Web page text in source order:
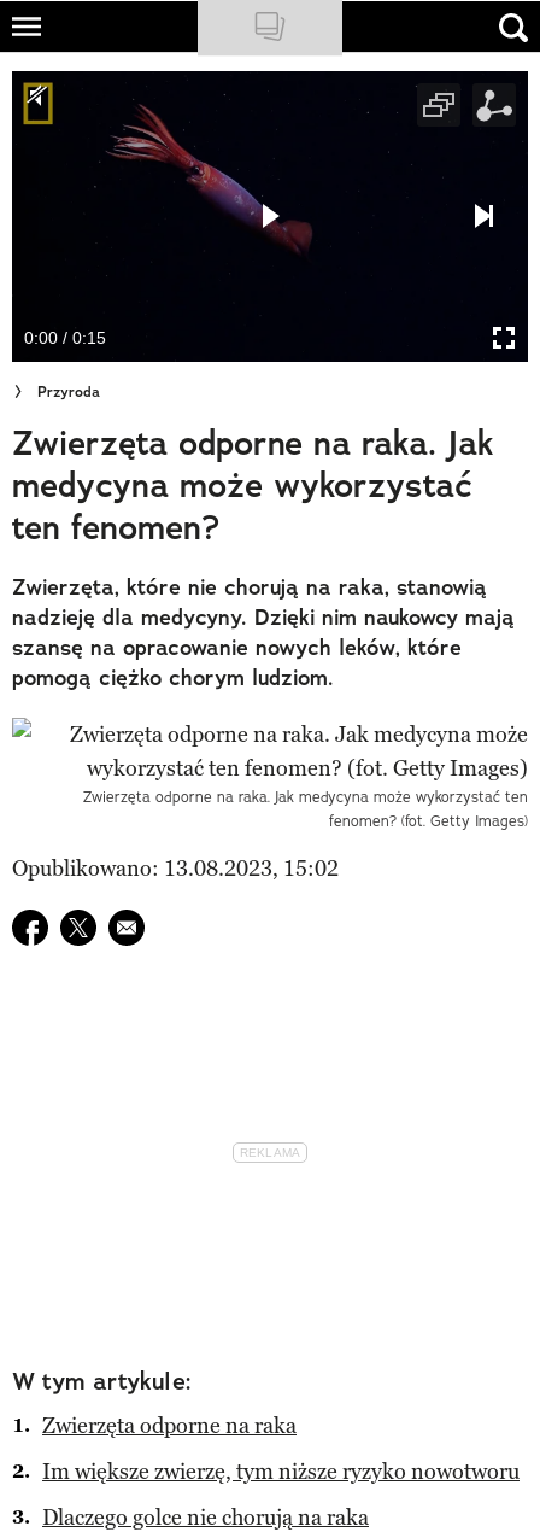
Skip
main
content
NATIONAL GEOGRAPHIC
TRAVELER
PODCASTY
Cuda Polski
Wielki Konkurs Fotograficzny
Trendbook Podróżniczy
Polecane
0:00 / 0:15
Przyroda
Zwierzęta odporne na raka. Jak
medycyna może wykorzystać
ten fenomen?
Zwierzęta, które nie chorują na raka, stanowią
nadzieję dla medycyny. Dzięki nim naukowcy mają
szansę na opracowanie nowych leków, które
pomogą ciężko chorym ludziom.
Zwierzęta odporne na raka. Jak medycyna może wykorzystać ten
fenomen? (fot. Getty Images)
Opublikowano: 13.08.2023, 15:02
Udostępnij na facebook
Udostępnij na twitter
E-mail do przyjaciela
W tym artykule:
Zwierzęta odporne na raka
Im większe zwierzę, tym niższe ryzyko nowotworu
Dlaczego golce nie chorują na raka